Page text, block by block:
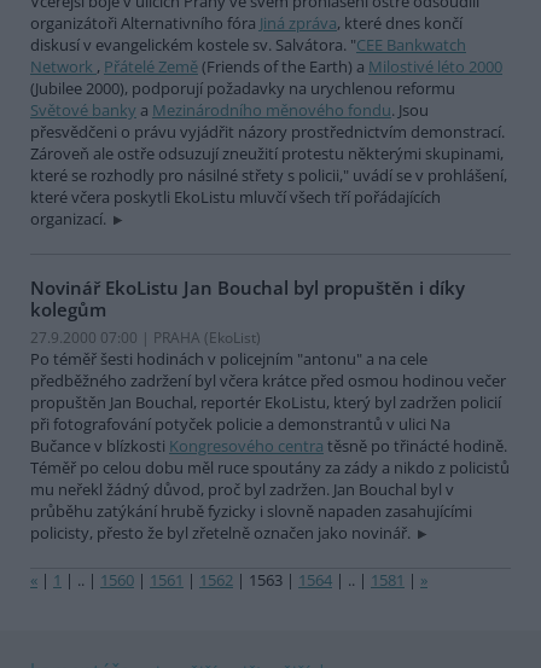
organizátoři Alternativního fóra Jiná zpráva, které dnes končí
diskusí v evangelickém kostele sv. Salvátora. "CEE Bankwatch
Network , Přátelé Země(Friends of the Earth) a Milostivé léto 2000
(Jubilee 2000), podporují požadavky na urychlenou reformu
Světové banky a Mezinárodního měnového fondu. Jsou
přesvědčeni o právu vyjádřit názory prostřednictvím demonstrací.
Zároveň ale ostře odsuzují zneužití protestu některými skupinami,
které se rozhodly pro násilné střety s policii," uvádí se v prohlášení,
které včera poskytli EkoListu mluvčí všech tří pořádajících
organizací.
Novinář EkoListu Jan Bouchal byl propuštěn i díky
kolegům
27.9.2000 07:00 | PRAHA (EkoList)
Po téměř šesti hodinách v policejním "antonu" a na cele
předběžného zadržení byl včera krátce před osmou hodinou večer
propuštěn Jan Bouchal, reportér EkoListu, který byl zadržen policií
při fotografování potyček policie a demonstrantů v ulici Na
Bučance v blízkosti Kongresového centra těsně po třinácté hodině.
Téměř po celou dobu měl ruce spoutány za zády a nikdo z policistů
mu neřekl žádný důvod, proč byl zadržen. Jan Bouchal byl v
průběhu zatýkání hrubě fyzicky i slovně napaden zasahujícími
policisty, přesto že byl zřetelně označen jako novinář.
« | 1 | .. | 1560 | 1561 | 1562 | 1563 | 1564 | .. | 1581 | »